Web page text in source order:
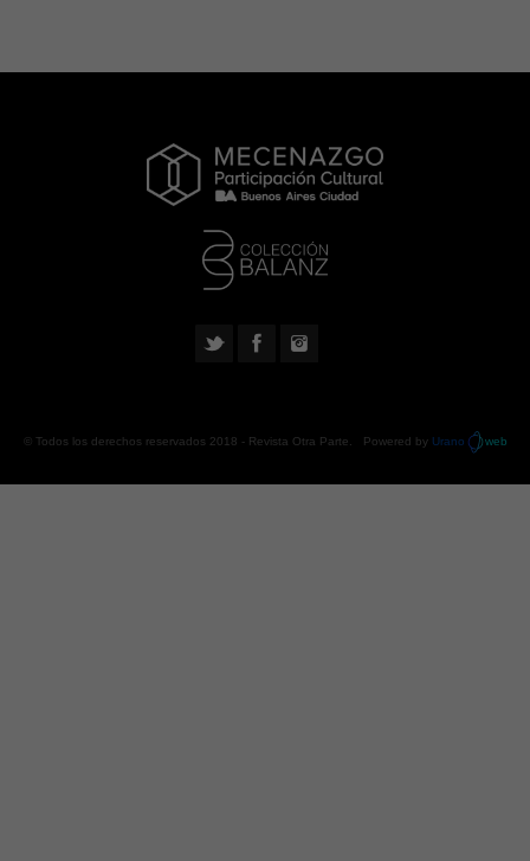
© Todos los derechos reservados 2018 - Revista Otra Parte . Powered by Urano web